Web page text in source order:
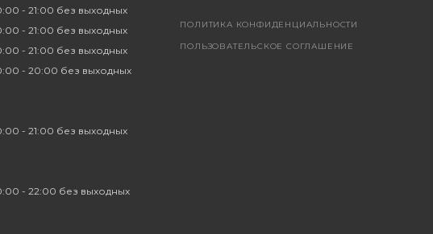
- 21:00 без выходных
- 21:00 без выходных
- 21:00 без выходных
- 20:00 без выходных
- 21:00 без выходных
- 22:00 без выходных
ПОЛИТИКА КОНФИДЕНЦИАЛЬНОСТИ
ПОЛЬЗОВАТЕЛЬСКОЕ СОГЛАШЕНИЕ